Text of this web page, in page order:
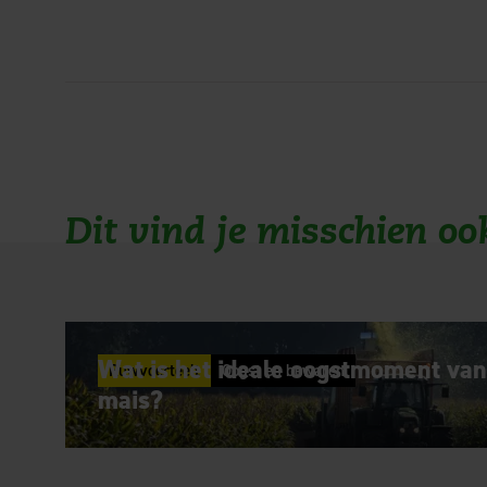
Dit vind je misschien
Ruwvoerteelt Oogst en bewaren
Wat is het ideale oogstmoment van
mais?